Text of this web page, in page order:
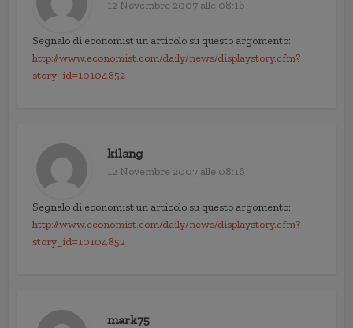
12 Novembre 2007 alle 08:16
Segnalo di economist un articolo su questo argomento:
http://www.economist.com/daily/news/displaystory.cfm?
story_id=10104852
kilang
12 Novembre 2007 alle 08:16
Segnalo di economist un articolo su questo argomento:
http://www.economist.com/daily/news/displaystory.cfm?
story_id=10104852
mark75